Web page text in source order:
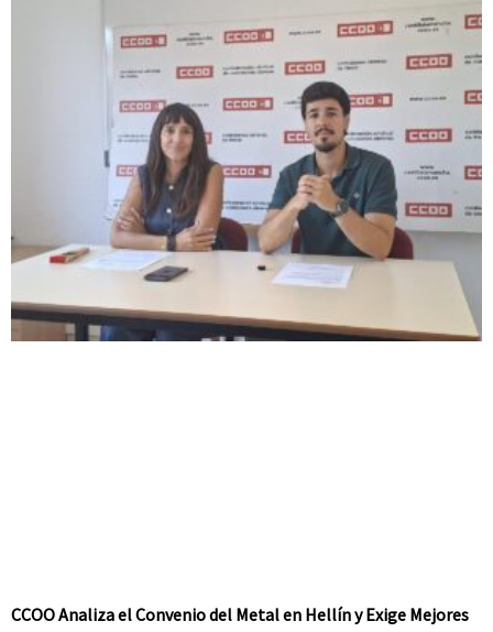
CCOO Analiza el Convenio del Metal en Hellín y Exige Mejores